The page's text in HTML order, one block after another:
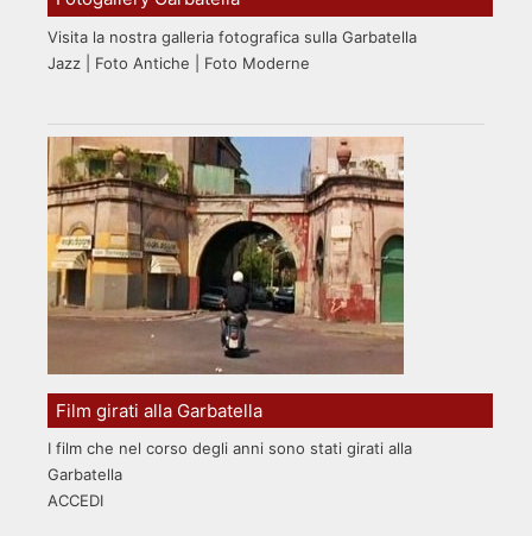
Visita la nostra galleria fotografica sulla Garbatella
Jazz | Foto Antiche | Foto Moderne
Film girati alla Garbatella
I film che nel corso degli anni sono stati girati alla
Garbatella
ACCEDI